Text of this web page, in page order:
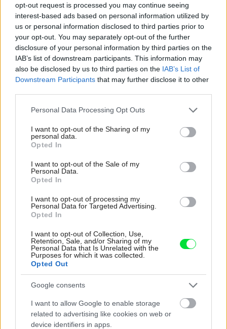
opt-out request is processed you may continue seeing
interest-based ads based on personal information utilized by
us or personal information disclosed to third parties prior to
your opt-out. You may separately opt-out of the further
disclosure of your personal information by third parties on the
IAB’s list of downstream participants. This information may
also be disclosed by us to third parties on the IAB’s List of
Downstream Participants that may further disclose it to other
Please note that this website/app uses one or more Google
not limited to your visit or usage behaviour. You may click to
grant or deny consent to Google and its third-party tags to
use your data for below specified purposes in below Google
consent section.
Personal Data Processing Opt Outs
I want to opt-out of the Sharing of my
personal data.
Opted In
I want to opt-out of the Sale of my
Personal Data.
Opted In
I want to opt-out of processing my
Personal Data for Targeted Advertising.
Opted In
I want to opt-out of Collection, Use,
Retention, Sale, and/or Sharing of my
Personal Data that Is Unrelated with the
Purposes for which it was collected.
Opted Out
Google consents
I want to allow Google to enable storage
related to advertising like cookies on web or
device identifiers in apps.
bez vývrtky. Stačí pár vecí, ktoré už máte
doma (video)